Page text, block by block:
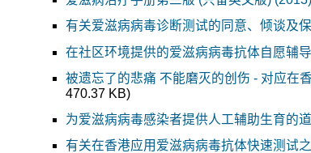
有关爱滋病病毒诊断测试的同意、倾谈及
在社区环境提供的爱滋病病毒抗体自愿辅
被遗忘了的悲痛 不能磨灭的创伤 - 对应在
470.37 KB)
为爱滋病病毒感染者提供人工辅助生育的
有关在香港应用爱滋病病毒抗体快速测试